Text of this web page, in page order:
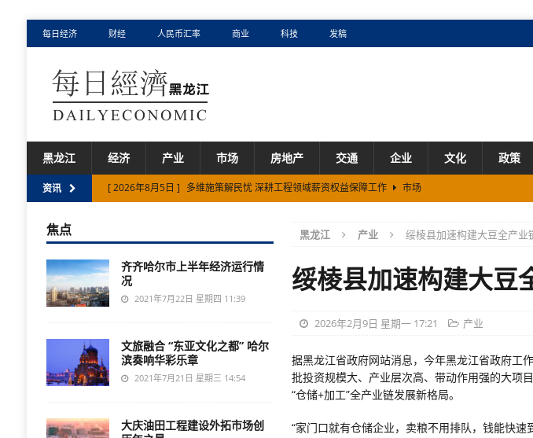
每日经济 财经 人民币汇率 商业 科技 发稿
黑龙江 经济 产业 市场 房地产 交通 企业 文化 政策
资讯 [ 2026年8月5日 ] 多维施策解民忧 深耕工程领域薪资权益保障工作
市场
[ 2026年8月6日 ] 黑龙江省以快递赋能现代农业绘就乡村振兴新图景 市场
黑龙江 产业 绥棱县加速构建大豆全产业
绥棱县加速构建大豆
2026年2月9日 星期一 17:21 产业
据黑龙江省政府网站消息，今年黑龙江省政府工
批投资规模大、产业层次高、带动作用强的大项
“仓储+加工”全产业链发展新格局。
“家门口就有仓储企业，卖粮不用排队，钱能快
焦点
齐齐哈尔市上半年经济运行情
况
2021年7月22日 星期四 11:39
文旅融合 “东亚文化之都” 哈尔
滨奏响华彩乐章
2021年7月21日 星期三 14:54
大庆油田工程建设外拓市场创